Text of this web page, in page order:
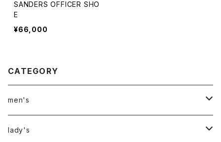
SANDERS OFFICER SHO
E
¥66,000
CATEGORY
men's
アウター
lady's